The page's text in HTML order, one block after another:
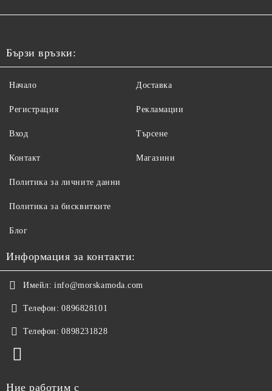
Бързи връзки:
Начало
Регистрация
Вход
Контакт
Доставка
Рекламации
Търсене
Магазини
Политика за личните данни
Политика за бисквитките
Блог
Информация за контакти:
Имейл: info@morskamoda.com
Телефон: 0896828101
Телефон: 0898231828
Ние работим с